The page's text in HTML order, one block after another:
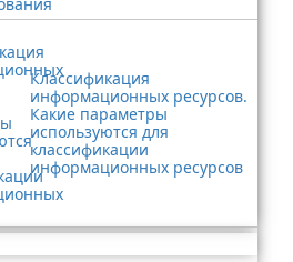
Классификация
информационных ресурсов.
Какие параметры
используются для
классификации
информационных ресурсов